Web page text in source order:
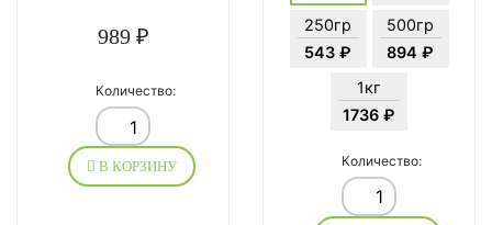
989 ₽
Количество:
В КОРЗИНУ
250гр
543 ₽
500гр
894 ₽
1кг
1736 ₽
Количество: